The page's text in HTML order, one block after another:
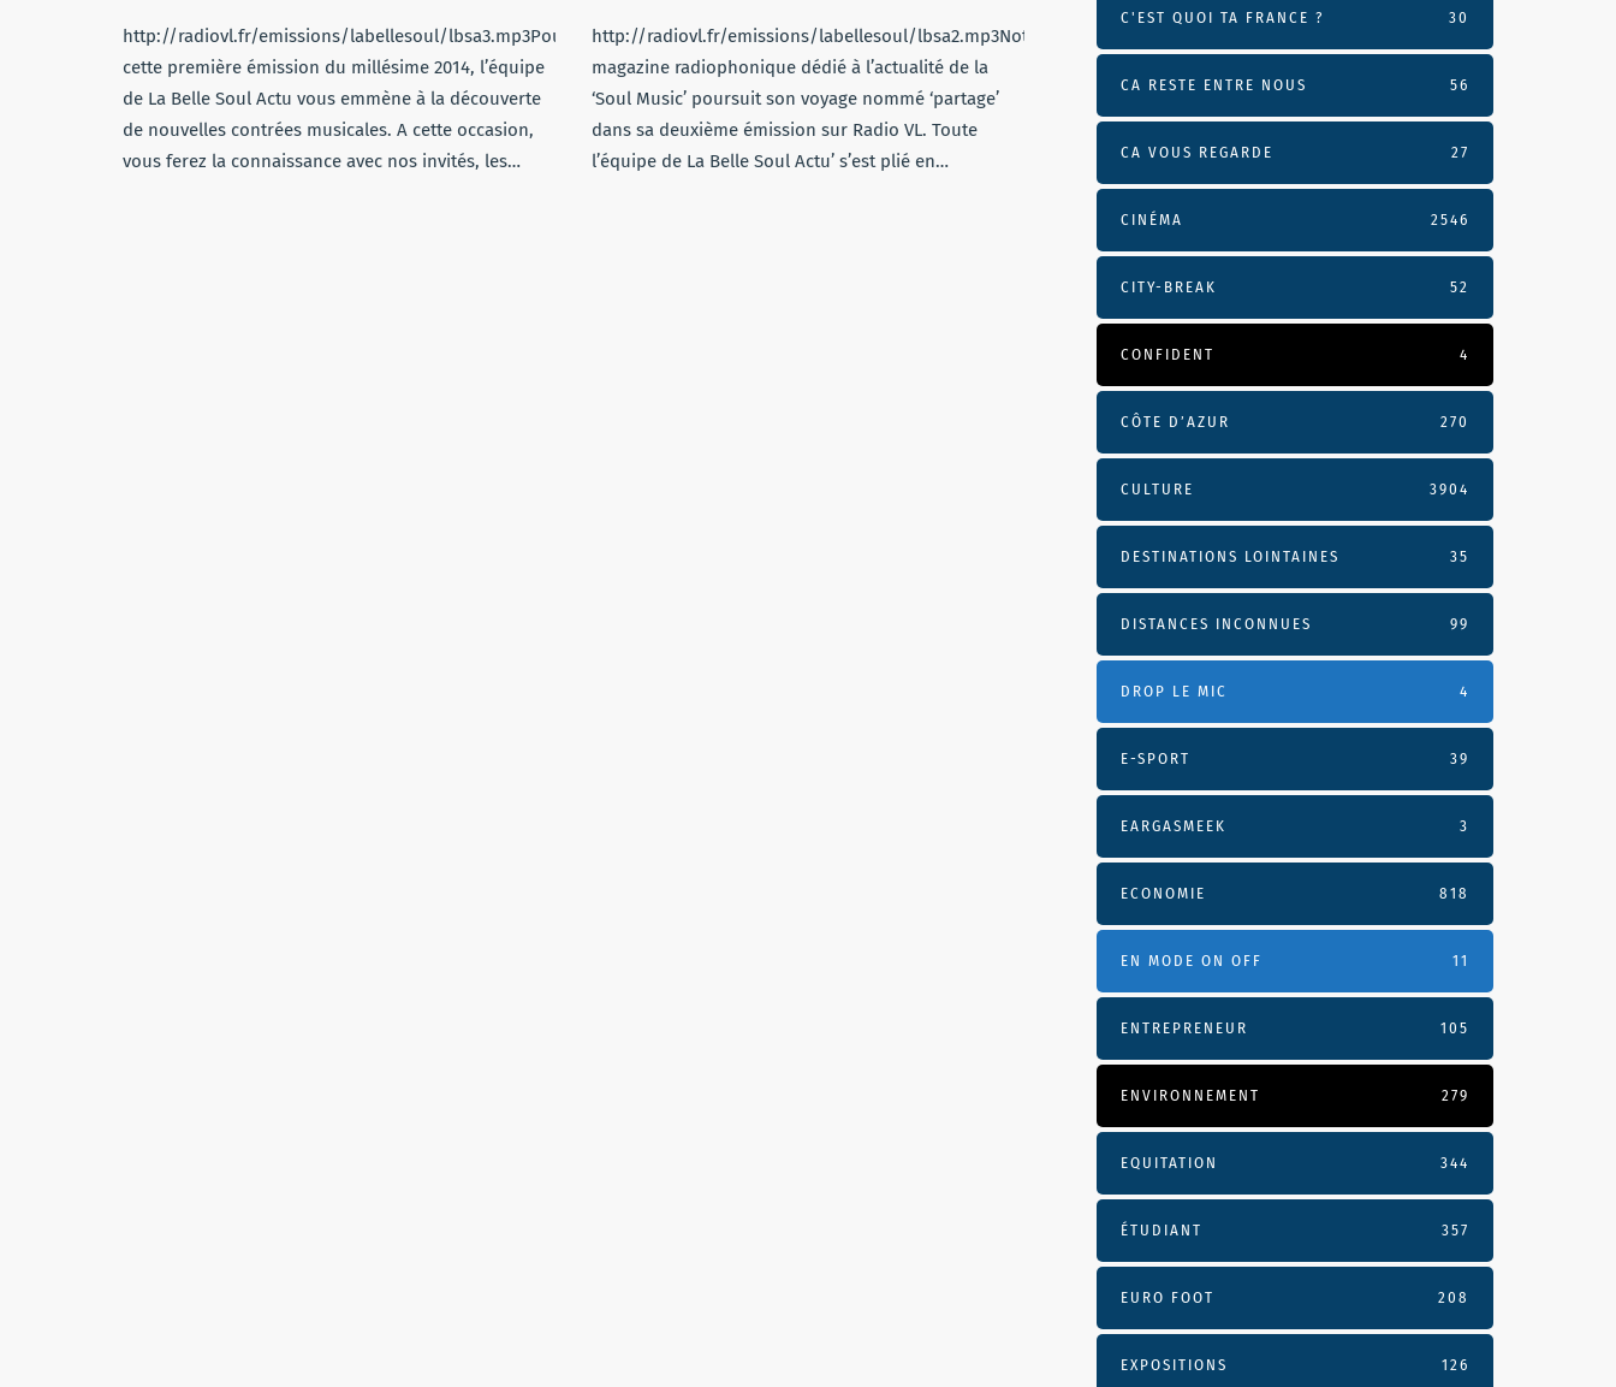
http://radiovl.fr/emissions/labellesoul/lbsa3.mp3Pour
cette première émission du millésime 2014, l’équipe
de La Belle Soul Actu vous emmène à la découverte
de nouvelles contrées musicales. A cette occasion,
vous ferez la connaissance avec nos invités, les…
http://radiovl.fr/emissions/labellesoul/lbsa2.mp3Notre
magazine radiophonique dédié à l’actualité de la
‘Soul Music’ poursuit son voyage nommé ‘partage’
dans sa deuxième émission sur Radio VL. Toute
l’équipe de La Belle Soul Actu’ s’est plié en…
C'EST QUOI TA FRANCE ? 30
CA RESTE ENTRE NOUS 56
CA VOUS REGARDE 27
CINÉMA 2546
CITY-BREAK 52
CONFIDENT 4
CÔTE D’AZUR 270
CULTURE 3904
DESTINATIONS LOINTAINES 35
DISTANCES INCONNUES 99
DROP LE MIC 4
E-SPORT 39
EARGASMEEK 3
ECONOMIE 818
EN MODE ON OFF 11
ENTREPRENEUR 105
ENVIRONNEMENT 279
EQUITATION 344
ÉTUDIANT 357
EURO FOOT 208
EXPOSITIONS 126